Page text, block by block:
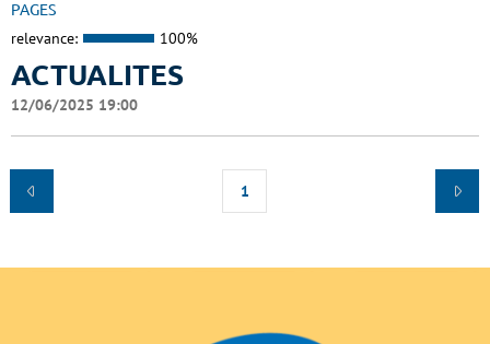
PAGES
relevance: 100%
ACTUALITES
12/06/2025 19:00
1